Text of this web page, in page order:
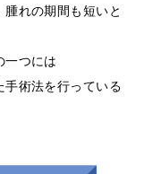
れの期間も短いと
つには
手術法を行っている